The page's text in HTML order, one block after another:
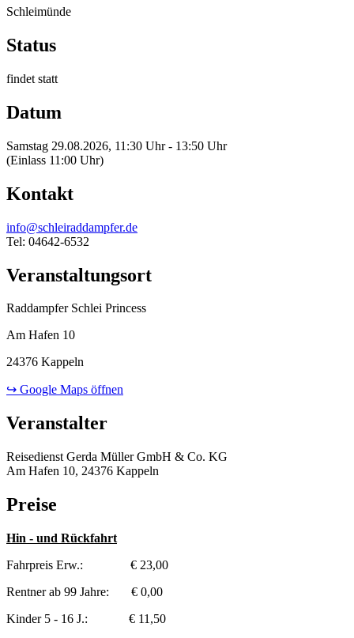
Schleimünde
Status
findet statt
Datum
Samstag 29.08.2026, 11:30 Uhr - 13:50 Uhr
(Einlass 11:00 Uhr)
Kontakt
info@schleiraddampfer.de
Tel: 04642-6532
Veranstaltungsort
Raddampfer Schlei Princess
Am Hafen 10
24376 Kappeln
↪ Google Maps öffnen
Veranstalter
Reisedienst Gerda Müller GmbH & Co. KG
Am Hafen 10, 24376 Kappeln
Preise
Hin - und Rückfahrt
Fahrpreis Erw.: € 23,00
Rentner ab 99 Jahre: € 0,00
Kinder 5 - 16 J.: € 11,50